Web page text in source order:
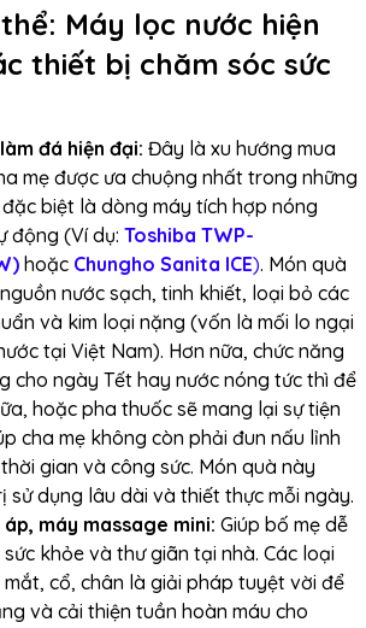
Máy lọc nước hiện
thiết bị chăm sóc sức
đá hiện đại: Đây là xu hướng mua
mẹ được ưa chuộng nhất trong những
biệt là dòng máy tích hợp nóng
động (Ví dụ: Toshiba TWP-
hoặc Chungho Sanita ICE). Món quà
nước sạch, tinh khiết, loại bỏ các
và kim loại nặng (vốn là mối lo ngại
tại Việt Nam). Hơn nữa, chức năng
cho ngày Tết hay nước nóng tức thì để
hoặc pha thuốc sẽ mang lại sự tiện
cha mẹ không còn phải đun nấu lỉnh
gian và công sức. Món quà này
sử dụng lâu dài và thiết thực mỗi ngày.
máy massage mini: Giúp bố mẹ dễ
khỏe và thư giãn tại nhà. Các loại
cổ, chân là giải pháp tuyệt vời để
và cải thiện tuần hoàn máu cho